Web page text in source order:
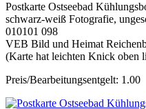
Postkarte Ostseebad
schwarz-weiß Fotografie,
010101 098
VEB Bild und Heimat
(Karte hat leichten Knick oben
Preis/Bearbeitungsentgelt: 1.00